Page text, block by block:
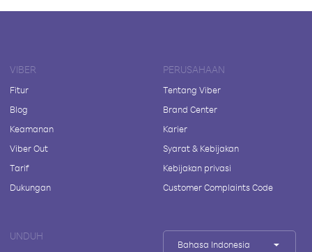
VIBER
Fitur
Blog
Keamanan
Viber Out
Tarif
Dukungan
PERUSAHAAN
Tentang Viber
Brand Center
Karier
Syarat & Kebijakan
Kebijakan privasi
Customer Complaints Code
UNDUH
Bahasa Indonesia